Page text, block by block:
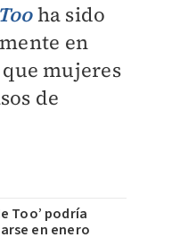
ha sido
en
mujeres
de
Too’ podría
en enero